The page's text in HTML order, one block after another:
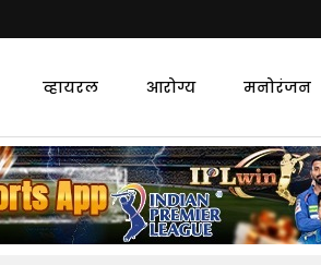
व्हायरल आरोग्य मनोरंजन